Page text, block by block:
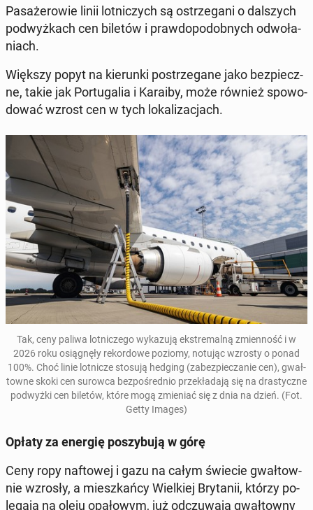
Pa­sa­że­ro­wie linii lot­ni­czych są ostrze­ga­ni o dal­szych
pod­wyż­kach cen biletów i praw­do­po­dob­nych od­wo­ła­
niach.
Większy popyt na kie­run­ki po­strze­ga­ne jako bez­piecz­
ne, takie jak Por­tu­ga­lia i Karaiby, może również spo­wo­
do­wać wzrost cen w tych lo­ka­li­za­cjach.
Tak, ceny paliwa lot­ni­cze­go wy­ka­zu­ją eks­tre­mal­ną zmien­ność i w
2026 roku osią­gnę­ły re­kor­do­we poziomy, notując wzrosty o ponad
100%. Choć linie lot­ni­cze stosują hedging (za­bez­pie­cza­nie cen), gwał­
tow­ne skoki cen surowca bez­po­śred­nio prze­kła­da­ją się na dra­stycz­ne
pod­wyż­ki cen biletów, które mogą zmie­niać się z dnia na dzień. (Fot.
Getty Images)
Opłaty za energię po­szy­bu­ją w górę
Ceny ropy naf­to­wej i gazu na całym świecie gwał­tow­
nie wzrosły, a miesz­kań­cy Wiel­kiej Bry­ta­nii, którzy po­
le­ga­ją na oleju opa­ło­wym, już od­czu­wa­ją gwał­tow­ny